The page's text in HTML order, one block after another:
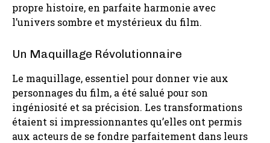
propre histoire, en parfaite harmonie avec
l’univers sombre et mystérieux du film.
Un Maquillage Révolutionnaire
Le maquillage, essentiel pour donner vie aux
personnages du film, a été salué pour son
ingéniosité et sa précision. Les transformations
étaient si impressionnantes qu’elles ont permis
aux acteurs de se fondre parfaitement dans leurs